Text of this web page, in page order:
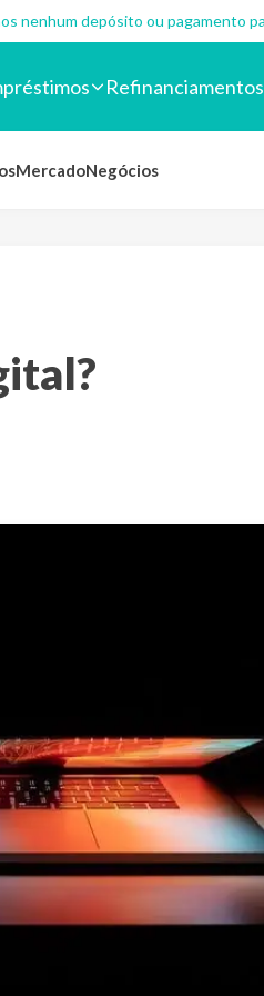
nenhum depósito ou pagamento
Refinanciamentos
MercadoNegócios